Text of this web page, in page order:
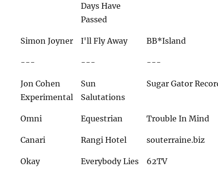
Days Have
Passed
Simon Joyner I'll Fly Away BB*Island
--- --- ---
Jon Cohen
Experimental
Sun
Salutations
Sugar Gator
Omni Equestrian Trouble In Mind
Canari Rangi Hotel souterraine.biz
Okay
Everybody Lies 62TV